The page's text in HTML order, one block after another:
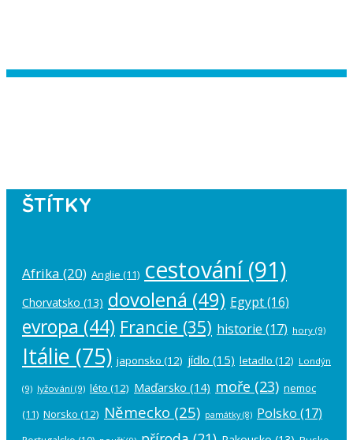
ŠTÍTKY
Afrika (20) Anglie (11) cestování(91)
Chorvatsko (13) dovolená (49) Egypt(16)
evropa (44) Francie (35) historie (17) hory (9)
Itálie (75) japonsko (12) jídlo (15) letadlo (12) Londýn
(9) lyžování (9) léto (12) Maďarsko (14) moře (23) nemoc
(11) Norsko (12) Německo (25) památky(8) Polsko (17)